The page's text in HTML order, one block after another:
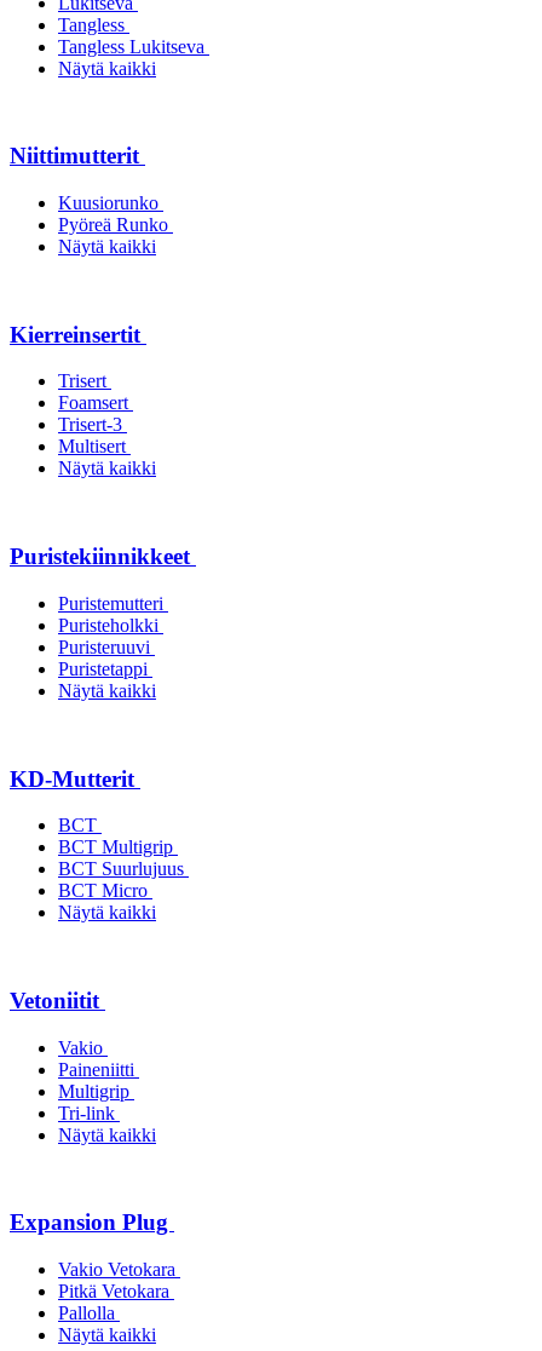
Tangless
Tangless Lukitseva
Näytä kaikki
Niittimutterit
Kuusiorunko
Pyöreä Runko
Näytä kaikki
Kierreinsertit
Trisert
Foamsert
Trisert-3
Multisert
Näytä kaikki
Puristekiinnikkeet
Puristemutteri
Puristeholkki
Puristeruuvi
Puristetappi
Näytä kaikki
KD-Mutterit
BCT
BCT Multigrip
BCT Suurlujuus
BCT Micro
Näytä kaikki
Vetoniitit
Vakio
Paineniitti
Multigrip
Tri-link
Näytä kaikki
Expansion Plug
Vakio Vetokara
Pitkä Vetokara
Pallolla
Näytä kaikki